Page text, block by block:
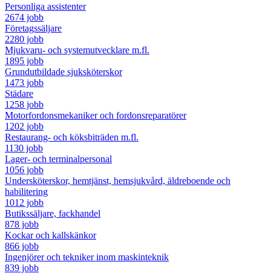
Personliga assistenter
2674 jobb
Företagssäljare
2280 jobb
Mjukvaru- och systemutvecklare m.fl.
1895 jobb
Grundutbildade sjuksköterskor
1473 jobb
Städare
1258 jobb
Motorfordonsmekaniker och fordonsreparatörer
1202 jobb
Restaurang- och köksbiträden m.fl.
1130 jobb
Lager- och terminalpersonal
1056 jobb
Undersköterskor, hemtjänst, hemsjukvård, äldreboende och
habilitering
1012 jobb
Butikssäljare, fackhandel
878 jobb
Kockar och kallskänkor
866 jobb
Ingenjörer och tekniker inom maskinteknik
839 jobb